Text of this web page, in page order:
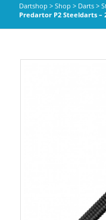
Dartshop > Shop > Darts>
Predartor P2 Steeldarts –